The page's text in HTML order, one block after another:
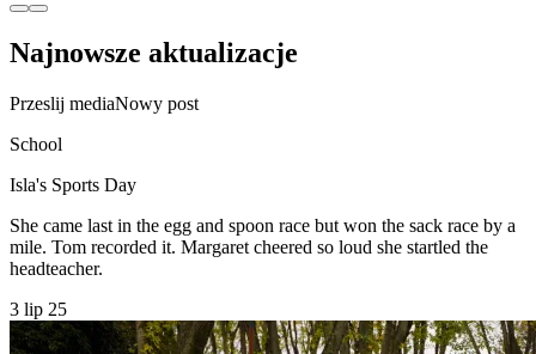
Najnowsze aktualizacje
Przeslij mediaNowy post
School
Isla's Sports Day
She came last in the egg and spoon race but won the sack race by a
mile. Tom recorded it. Margaret cheered so loud she startled the
headteacher.
3 lip 25